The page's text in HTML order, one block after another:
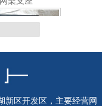
网架支座
连廊支座
区开发区，主要经营网